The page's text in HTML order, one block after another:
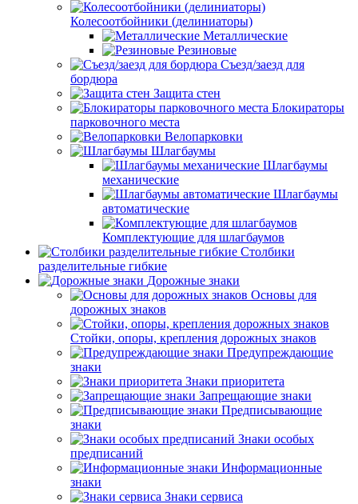
Колесоотбойники (делиниаторы)
Металлические
Резиновые
Съезд/заезд для
бордюра
Защита стен
Блокираторы
парковочного места
Велопарковки
Шлагбаумы
Шлагбаумы
механические
Шлагбаумы
автоматические
Комплектующие для шлагбаумов
Столбики
разделительные гибкие
Дорожные знаки
Основы для
дорожных знаков
Стойки, опоры, крепления дорожных знаков
Предупреждающие
знаки
Знаки приоритета
Запрещающие знаки
Предписывающие
знаки
Знаки особых
предписаний
Информационные
знаки
Знаки сервиса